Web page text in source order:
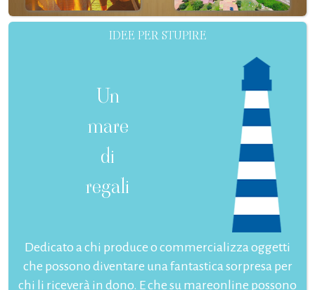
IDEE PER STUPIRE
Un
mare
di
regali
Dedicato a chi produce o commercializza oggetti
che possono diventare una fantastica sorpresa per
chi li riceverà in dono. E che su mareonline possono